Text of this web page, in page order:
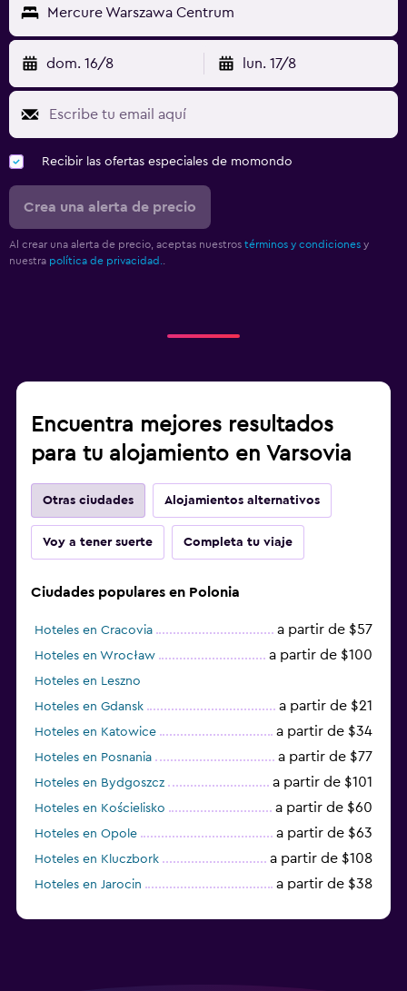
Mercure Warszawa Centrum
dom. 16/8 lun. 17/8
Recibir las ofertas especiales de momondo
Crea una alerta de precio
Al crear una alerta de precio, aceptas nuestros términos y condiciones y
nuestra política de privacidad.
Encuentra mejores resultados
para tu alojamiento en Varsovia
Otras ciudades Alojamientos alternativos
Voy a tener suerte Completa tu viaje
Ciudades populares en Polonia
Hoteles en Cracovia a partir de $57
Hoteles en Wrocław a partir de $100
Hoteles en Leszno
Hoteles en Gdansk
a partir de $21
Hoteles en Katowice a partir de $34
Hoteles en Posnania a partir de $77
Hoteles en Bydgoszcz a partir de $101
Hoteles en Kościelisko a partir de $60
Hoteles en Opole a partir de $63
Hoteles en Kluczbork a partir de $108
Hoteles en Jarocin a partir de $38